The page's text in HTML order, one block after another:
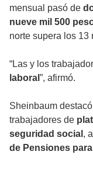
mensual pasó de
nueve mil 500
norte supera los 13
“Las y los
laboral ”, afirmó.
Sheinbaum
trabajadores de
seguridad social ,
de Pensiones